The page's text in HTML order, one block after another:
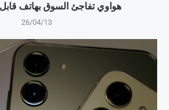
هواوي تفاجئ السوق بهاتف
26/04/13